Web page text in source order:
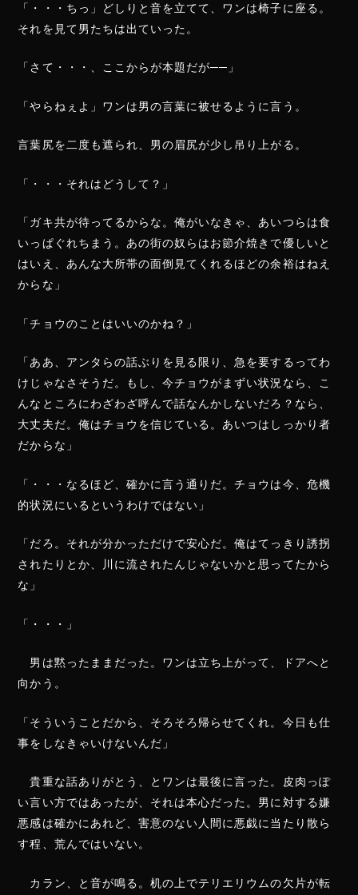
「・・・ちっ」どしりと音を立てて、ワンは椅子に座る。
それを見て男たちは出ていった。
「さて・・・、ここからが本題だが──」
「やらねぇよ」ワンは男の言葉に被せるように言う。
言葉尻を二度も遮られ、男の眉尻が少し吊り上がる。
「・・・それはどうして？」
「ガキ共が待ってるからな。俺がいなきゃ、あいつらは食
いっぱぐれちまう。あの街の奴らはお節介焼きで優しいと
はいえ、あんな大所帯の面倒見てくれるほどの余裕はねえ
からな」
「チョウのことはいいのかね？」
「ああ、アンタらの話ぶりを見る限り、急を要するってわ
けじゃなさそうだ。もし、今チョウがまずい状況なら、こ
んなところにわざわざ呼んで話なんかしないだろ？なら、
大丈夫だ。俺はチョウを信じている。あいつはしっかり者
だからな」
「・・・なるほど、確かに言う通りだ。チョウは今、危機
的状況にいるというわけではない」
「だろ。それが分かっただけで安心だ。俺はてっきり誘拐
されたりとか、川に流されたんじゃないかと思ってたから
な」
「・・・」
男は黙ったままだった。ワンは立ち上がって、ドアへと
向かう。
「そういうことだから、そろそろ帰らせてくれ。今日も仕
事をしなきゃいけないんだ」
貴重な話ありがとう、とワンは最後に言った。皮肉っぽ
い言い方ではあったが、それは本心だった。男に対する嫌
悪感は確かにあれど、害意のない人間に悪戯に当たり散ら
す程、荒んではいない。
カラン、と音が鳴る。机の上でテリエリウムの欠片が転